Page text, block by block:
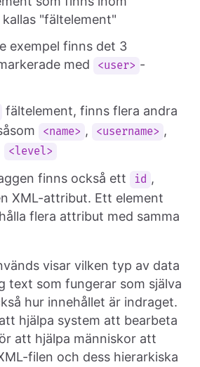
"fältelement"
exempel finns det 3
med
<user> -
fältelement, finns flera andra
<name> , <username> ,
<level>
finns också ett id ,
XML-attribut. Ett element
flera attribut med samma
visar vilken typ av data
text som fungerar som själva
hur innehållet är indraget.
hjälpa system att bearbeta
att hjälpa människor att
filen och dess hierarkiska